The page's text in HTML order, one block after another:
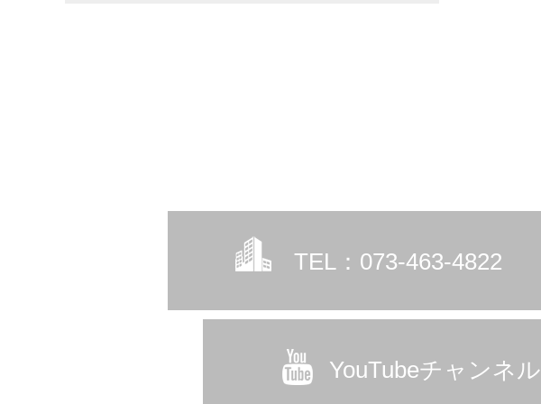
TEL：073-463-4822
YouTubeチャンネル